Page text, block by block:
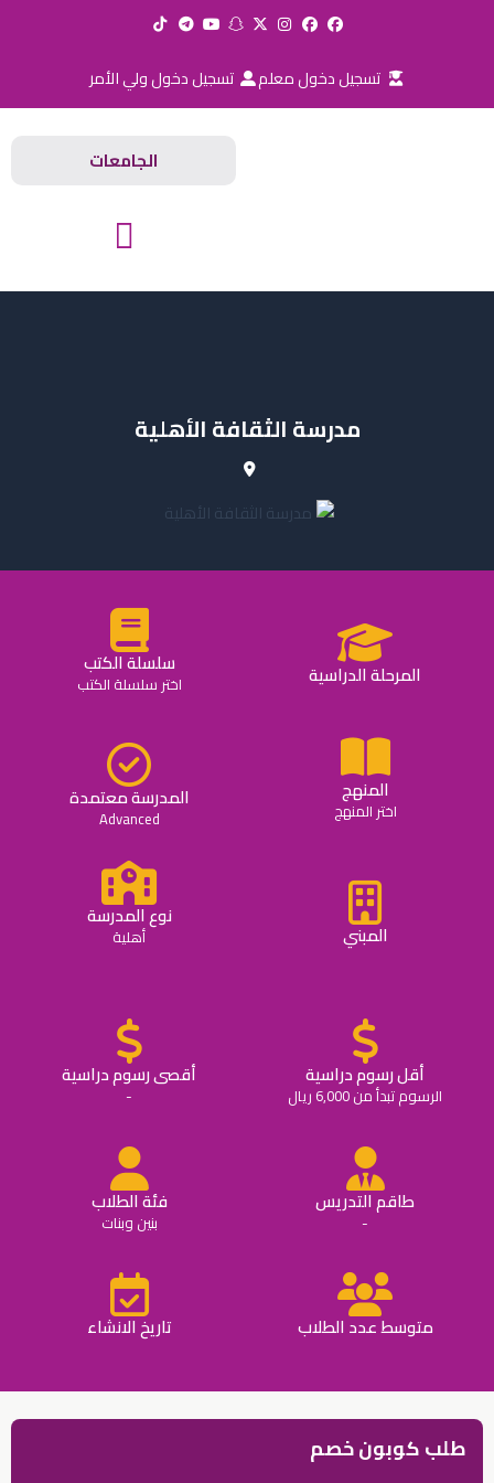
تسجيل دخول معلم تسجيل دخول ولي الأمر
الجامعات
مدرسة الثقافة الأهلية
المرحلة الدراسية سلسلة الكتب
اختر سلسلة الكتب
المنهج
اختر المنهج المدرسة معتمدة
Advanced
المبني
نوع المدرسة
أهلية
أقل رسوم دراسية
الرسوم تبدأ من 6,000 ريال
أقصى رسوم دراسية
-
طاقم التدريس
-
فئة الطلاب
بنين وبنات
متوسط عدد الطلاب تاريخ الانشاء
طلب كوبون خصم